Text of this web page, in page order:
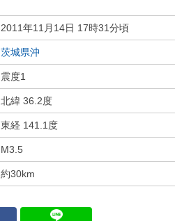
2011年11月14日 17時31分頃
茨城県沖
震度1
北緯 36.2度
東経 141.1度
M3.5
約30km